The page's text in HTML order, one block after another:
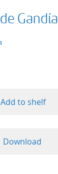
Gandía
Add to shelf
Download